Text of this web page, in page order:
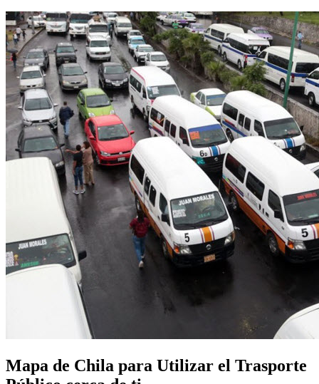
Mapa de Chila para Utilizar el Trasporte